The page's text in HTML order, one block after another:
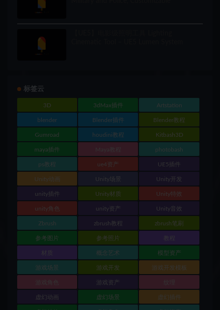
标签云
3D 3dMax插件 Artstation
blender Blender插件 Blender教程
Gumroad houdini教程 Kitbash3D
maya插件 Maya教程 photobash
ps教程 ue4资产 UE5插件
Unity动画 Unity场景 Unity开发
unity插件 Unity材质 Unity特效
unity角色 unity资产 Unity音效
Zbrush zbrush教程 zbrush笔刷
参考图片 参考照片 教程
材质 概念艺术 模型资产
游戏场景 游戏开发 游戏开发模板
游戏角色 游戏资产 纹理
虚幻动画 虚幻场景 虚幻插件